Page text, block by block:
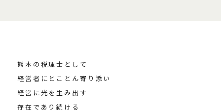
熊本の税理士として
経営者にとことん寄り添い
経営に光を生み出す
存在であり続ける